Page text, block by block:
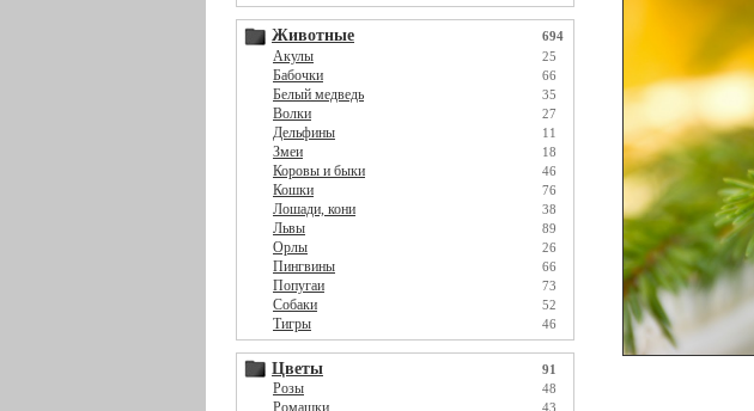
Животные 694
Акулы 25
Бабочки 66
Белый медведь 35
Волки 27
Дельфины 11
Змеи 18
Коровы и быки 46
Кошки 76
Лошади, кони 38
Львы 89
Орлы 26
Пингвины 66
Попугаи 73
Собаки 52
Тигры 46
Цветы 91
Розы 48
43